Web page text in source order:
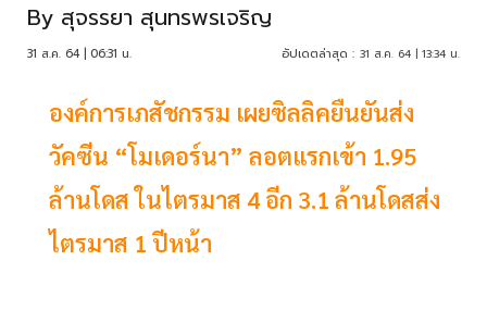
By สุจรรยา สุนทรพรเจริญ
31 ส.ค. 64 | 06:31 น. อัปเดตล่าสุด : 31 ส.ค. 64 | 13:34 น.
องค์การเภสัชกรรม เผยซิลลิคยืนยันส่ง
วัคซีน “โมเดอร์นา” ลอตแรกเข้า 1.95
ล้านโดส ในไตรมาส 4 อีก 3.1 ล้านโดสส่ง
ไตรมาส 1 ปีหน้า